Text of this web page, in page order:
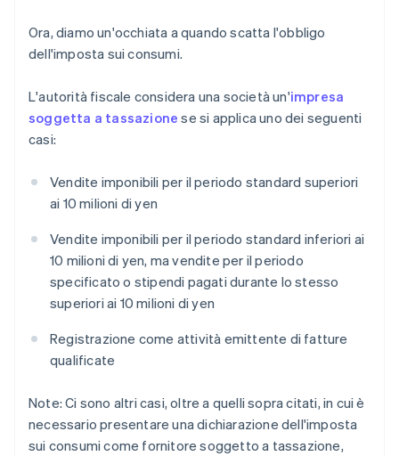
Ora, diamo un'occhiata a quando scatta l'obbligo
dell'imposta sui consumi.
L'autorità fiscale considera una società un'impresa
soggetta a tassazione se si applica uno dei seguenti
casi:
Vendite imponibili per il periodo standard superiori
ai 10 milioni di yen
Vendite imponibili per il periodo standard inferiori ai
10 milioni di yen, ma vendite per il periodo
specificato o stipendi pagati durante lo stesso
superiori ai 10 milioni di yen
Registrazione come attività emittente di fatture
qualificate
Note: Ci sono altri casi, oltre a quelli sopra citati, in cui è
necessario presentare una dichiarazione dell'imposta
sui consumi come fornitore soggetto a tassazione,